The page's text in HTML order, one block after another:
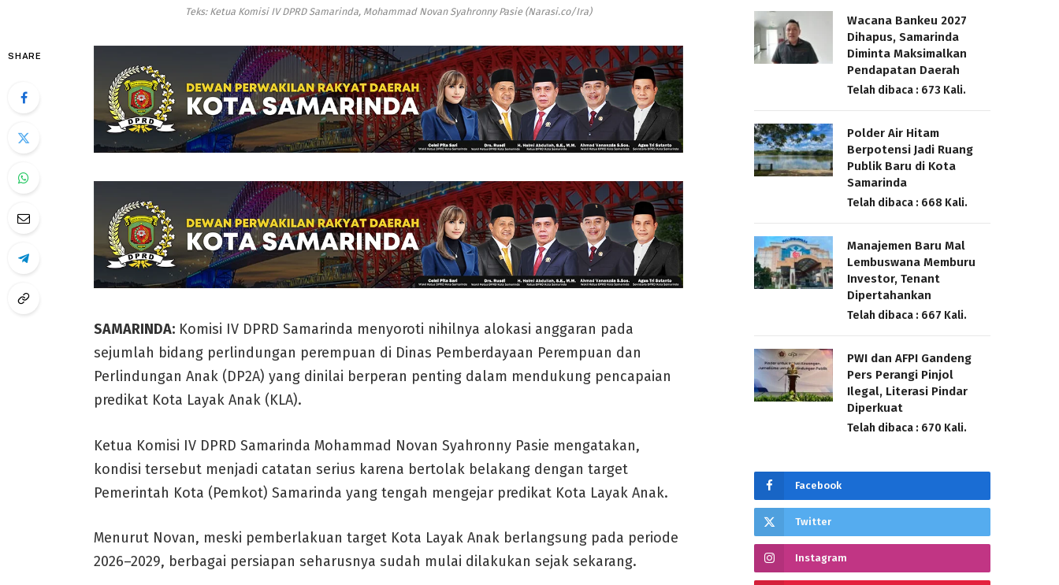
Teks: Ketua Komisi IV DPRD Samarinda, Mohammad Novan Syahronny Pasie (Narasi.co/Ira)
SHARE
SAMARINDA:Komisi IV DPRD Samarinda menyoroti nihilnya alokasi anggaran pada
sejumlah bidang perlindungan perempuan di Dinas Pemberdayaan Perempuan dan
Perlindungan Anak (DP2A) yang dinilai berperan penting dalam mendukung pencapaian
predikat Kota Layak Anak (KLA).
Ketua Komisi IV DPRD Samarinda Mohammad Novan Syahronny Pasie mengatakan,
kondisi tersebut menjadi catatan serius karena bertolak belakang dengan target
Pemerintah Kota (Pemkot) Samarinda yang tengah mengejar predikat Kota Layak Anak.
Menurut Novan, meski pemberlakuan target Kota Layak Anak berlangsung pada periode
2026–2029, berbagai persiapan seharusnya sudah mulai dilakukan sejak sekarang.
Wacana Bankeu 2027
Dihapus, Samarinda
Diminta Maksimalkan
Pendapatan Daerah
Telah dibaca : 673 Kali.
Polder Air Hitam
Berpotensi Jadi Ruang
Publik Baru di Kota
Samarinda
Telah dibaca : 668 Kali.
Manajemen Baru Mal
Lembuswana Memburu
Investor, Tenant
Dipertahankan
Telah dibaca : 667 Kali.
PWI dan AFPI Gandeng
Pers Perangi Pinjol
Ilegal, Literasi Pindar
Diperkuat
Telah dibaca : 670 Kali.
Facebook
Twitter
Instagram